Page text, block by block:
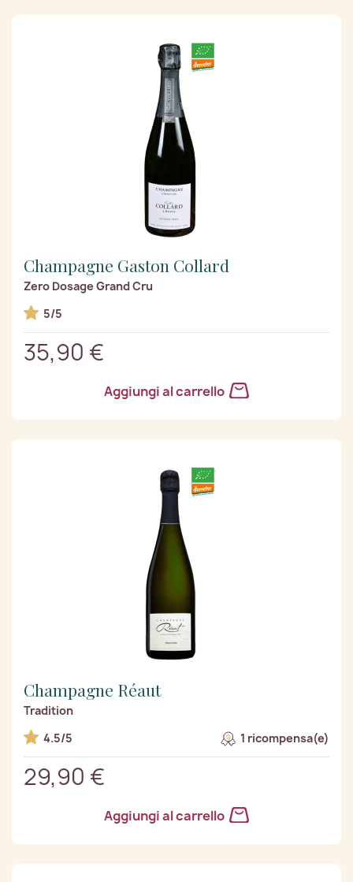
Champagne Gaston Collard
Zero Dosage Grand Cru
5/5
35,90 €
Aggiungi al carrello
Champagne Réaut
Tradition
4.5/5
1 ricompensa(e)
29,90 €
Aggiungi al carrello